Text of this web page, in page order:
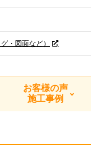
・図面など）
お客様の声
施工事例